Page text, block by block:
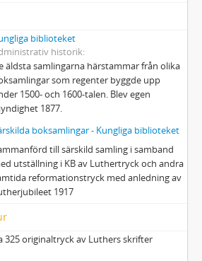
biblioteket
historik
äldsta samlingarna härstammar från olika
som regenter byggde upp
1500- och 1600-talen. Blev egen
1877.
boksamlingar - Kungliga biblioteket
till särskild samling i samband
utställning i KB av Luthertryck och andra
reformationstryck med anledning av
1917
325 originaltryck av Luthers skrifter